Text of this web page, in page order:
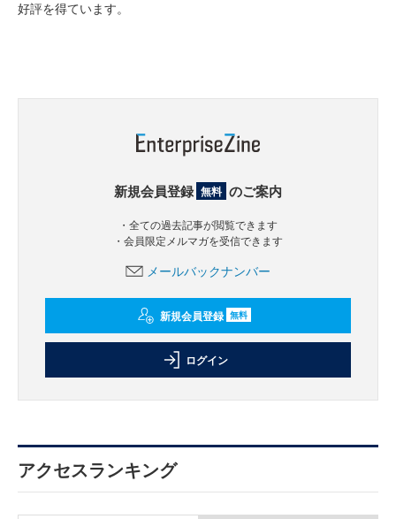
好評を得ています。
新規会員登録 無料 のご案内
・全ての過去記事が閲覧できます
・会員限定メルマガを受信できます
メールバックナンバー
新規会員登録 無料
ログイン
アクセスランキング